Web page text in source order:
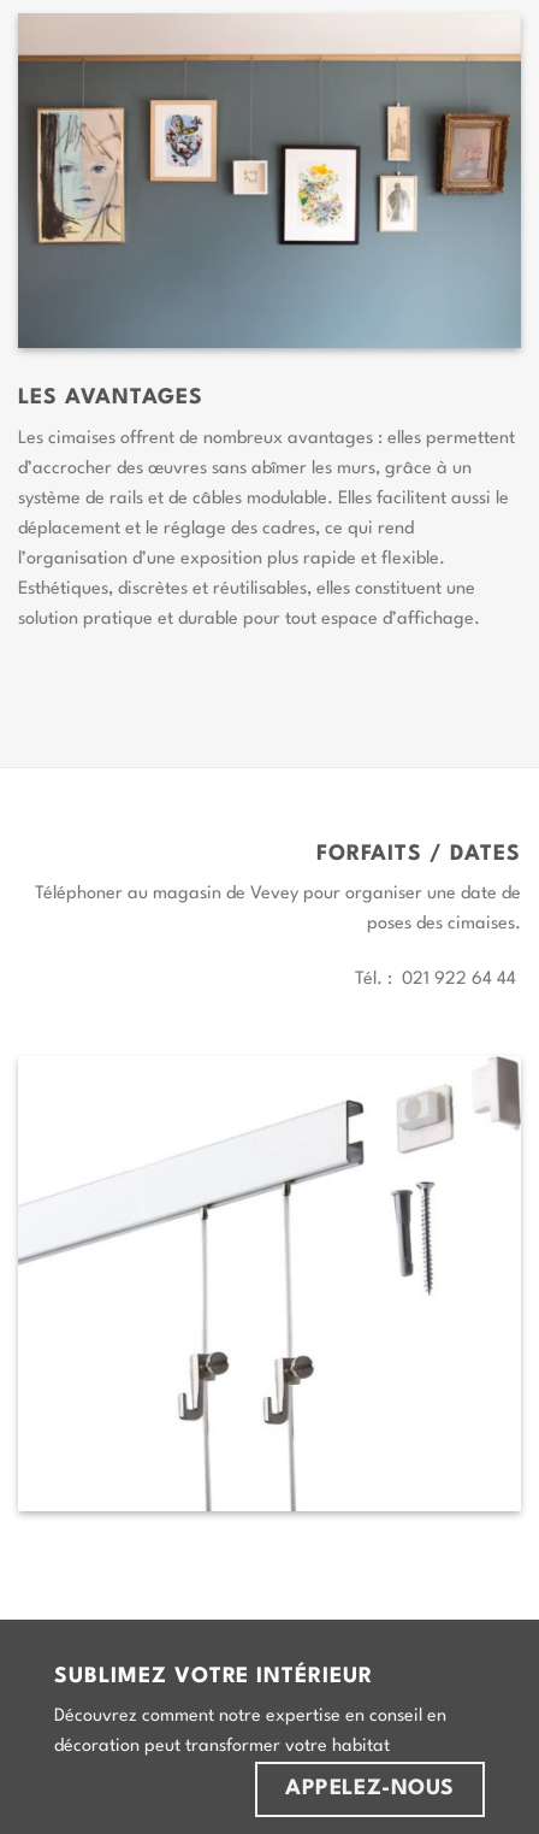
LES AVANTAGES
Les cimaises offrent de nombreux avantages : elles permettent
d’accrocher des œuvres sans abîmer les murs, grâce à un
système de rails et de câbles modulable. Elles facilitent aussi le
déplacement et le réglage des cadres, ce qui rend
l’organisation d’une exposition plus rapide et flexible.
Esthétiques, discrètes et réutilisables, elles constituent une
solution pratique et durable pour tout espace d’affichage.
FORFAITS / DATES
Téléphoner au magasin de Vevey pour organiser une date de
poses des cimaises.
Tél. : 021 922 64 44
SUBLIMEZ VOTRE INTÉRIEUR
Découvrez comment notre expertise en conseil en
décoration peut transformer votre habitat
APPELEZ-NOUS